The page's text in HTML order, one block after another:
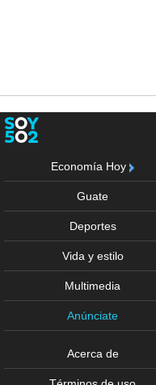
Economía Hoy
Guate
Deportes
Vida y estilo
Multimedia
Anúnciate
Acerca de